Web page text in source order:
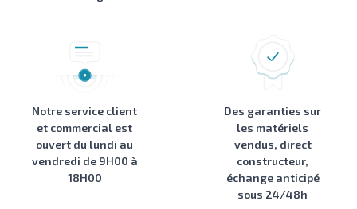
Notre service client
et commercial est
ouvert du lundi au
vendredi de 9H00 à
18H00
Des garanties sur
les matériels
vendus, direct
constructeur,
échange anticipé
sous 24/48h